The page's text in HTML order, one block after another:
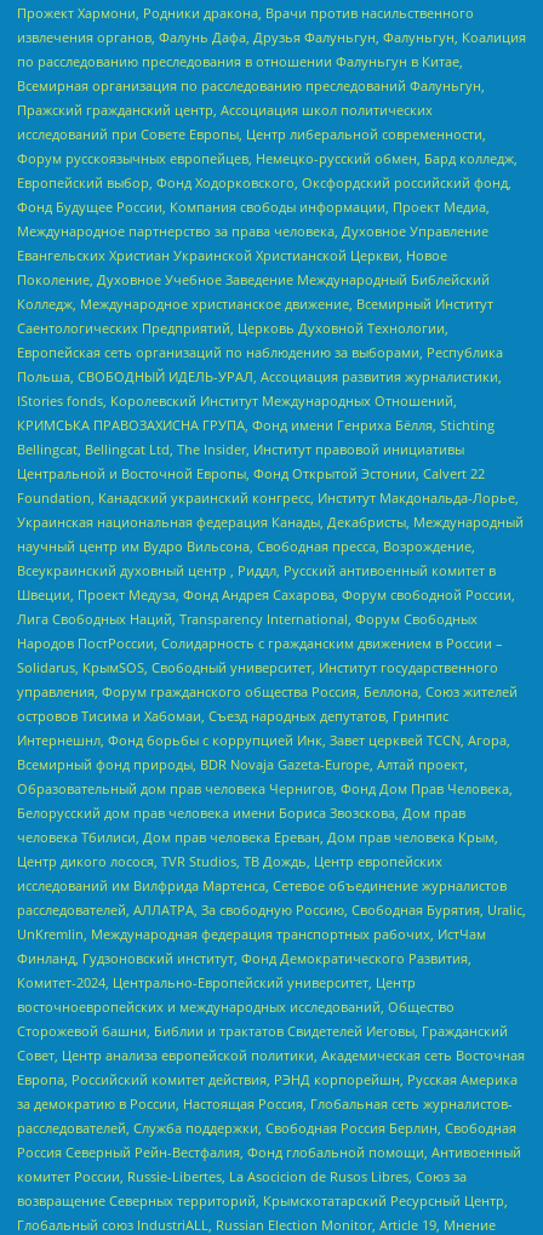
Прожект Хармони, Родники дракона, Врачи против насильственного
извлечения органов, Фалунь Дафа, Друзья Фалуньгун, Фалуньгун, Коалиция
по расследованию преследования в отношении Фалуньгун в Китае,
Всемирная организация по расследованию преследований Фалуньгун,
Пражский гражданский центр, Ассоциация школ политических
исследований при Совете Европы, Центр либеральной современности,
Форум русскоязычных европейцев, Немецко-русский обмен, Бард колледж,
Европейский выбор, Фонд Ходорковского, Оксфордский российский фонд,
Фонд Будущее России, Компания свободы информации, Проект Медиа,
Международное партнерство за права человека, Духовное Управление
Евангельских Христиан Украинской Христианской Церкви, Новое
Поколение, Духовное Учебное Заведение Международный Библейский
Колледж, Международное христианское движение, Всемирный Институт
Саентологических Предприятий, Церковь Духовной Технологии,
Европейская сеть организаций по наблюдению за выборами, Республика
Польша, СВОБОДНЫЙ ИДЕЛЬ-УРАЛ, Ассоциация развития журналистики,
IStories fonds, Королевский Институт Международных Отношений,
КРИМСЬКА ПРАВОЗАХИСНА ГРУПА, Фонд имени Генриха Бёлля, Stichting
Bellingcat, Bellingcat Ltd, The Insider, Институт правовой инициативы
Центральной и Восточной Европы, Фонд Открытой Эстонии, Calvert 22
Foundation, Канадский украинский конгресс, Институт Макдональда-Лорье,
Украинская национальная федерация Канады, Декабристы, Международный
научный центр им Вудро Вильсона, Свободная пресса, Возрождение,
Всеукраинский духовный центр , Риддл, Русский антивоенный комитет в
Швеции, Проект Медуза, Фонд Андрея Сахарова, Форум свободной России,
Лига Свободных Наций, Transparеncy International, Форум Свободных
Народов ПостРоссии, Солидарность с гражданским движением в России –
Solidarus, КрымSOS, Свободный университет, Институт государственного
управления, Форум гражданского общества Россия, Беллона, Союз жителей
островов Тисима и Хабомаи, Съезд народных депутатов, Гринпис
Интернешнл, Фонд борьбы с коррупцией Инк, Завет церквей TCCN, Агора,
Всемирный фонд природы, BDR Novaja Gazeta-Europe, Алтай проект,
Образовательный дом прав человека Чернигов, Фонд Дом Прав Человека,
Белорусский дом прав человека имени Бориса Звозскова, Дом прав
человека Тбилиси, Дом прав человека Ереван, Дом прав человека Крым,
Центр дикого лосося, TVR Studios, ТВ Дождь, Центр европейских
исследований им Вилфрида Мартенса, Сетевое объединение журналистов
расследователей, АЛЛАТРА, За свободную Россию, Свободная Бурятия, Uralic,
UnKremlin, Международная федерация транспортных рабочих, ИстЧам
Финланд, Гудзоновский институт, Фонд Демократического Развития,
Комитет-2024, Центрально-Европейский университет, Центр
восточноевропейских и международных исследований, Общество
Сторожевой башни, Библии и трактатов Свидетелей Иеговы, Гражданский
Совет, Центр анализа европейской политики, Академическая сеть Восточная
Европа, Российский комитет действия, РЭНД корпорейшн, Русская Америка
за демократию в России, Настоящая Россия, Глобальная сеть журналистов-
расследователей, Служба поддержки, Свободная Россия Берлин, Свободная
Россия Северный Рейн-Вестфалия, Фонд глобальной помощи, Антивоенный
комитет России, Russie-Libertes, La Asocicion de Rusos Libres, Союз за
возвращение Северных территорий, Крымскотатарский Ресурсный Центр,
Глобальный союз IndustriALL, Russian Election Monitor, Article 19, Мнение